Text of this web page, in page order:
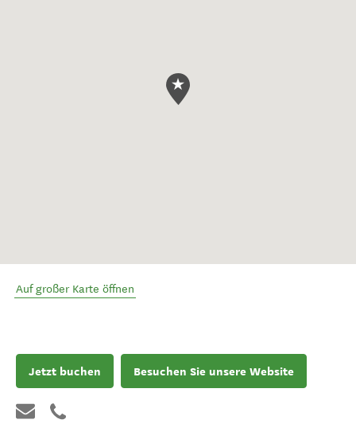
Auf großer Karte öffnen
Jetzt buchen Besuchen Sie unsere Website